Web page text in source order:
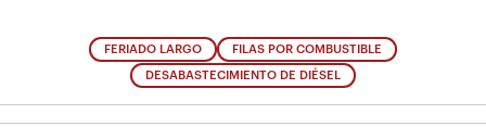
FERIADO LARGO FILAS POR COMBUSTIBLE
DESABASTECIMIENTO DE DIÉSEL